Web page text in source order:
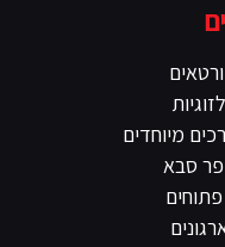
מיוחדים
סבא